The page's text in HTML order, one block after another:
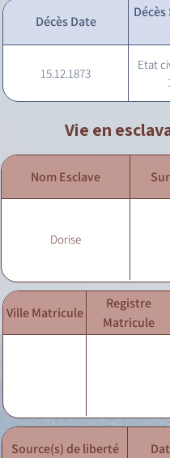
Décès Date
15.12.1873
Etat
Vie en
Nom Esclave
Dorise
Ville Matricule
Registre
Matricule
Source(s) de liberté